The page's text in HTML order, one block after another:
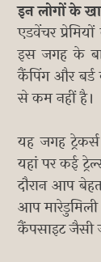
इन लोगों के
एडवेंचर
इस जगह के
कैंपिंग और बर्ड
से कम नहीं है।
यह जगह
यहां पर कई
दौरान आप
आप
कैंपसाइट जैसी